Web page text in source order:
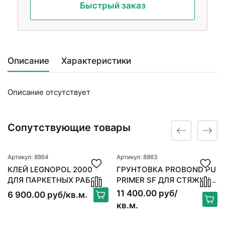
Быстрый заказ
Описание Характеристики
Описание отсутствует
Сопутствующие товары
Артикул: 8864
КЛЕЙ LEGNOPOL 2000
ДЛЯ ПАРКЕТНЫХ РАБОТ
6 900.00 руб/кв.м.
Артикул: 8863
ГРУНТОВКА PROBOND PU
PRIMER SF ДЛЯ СТЯЖКИ 6
КГ
11 400.00 руб/
кв.м.